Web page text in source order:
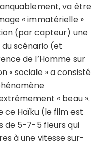
va être
« immatérielle »
(par capteur) une
scénario (et
de l’Homme sur
« sociale » a consisté
« beau ».
ce Haïku (le film est
de 5-7-5 fleurs qui
à une vitesse sur-